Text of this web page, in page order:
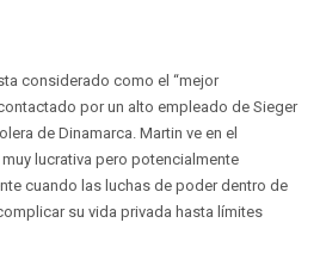
considerado como el “mejor
por un alto empleado de Sieger
de Dinamarca. Martin ve en el
lucrativa pero potencialmente
cuando las luchas de poder dentro de
su vida privada hasta límites